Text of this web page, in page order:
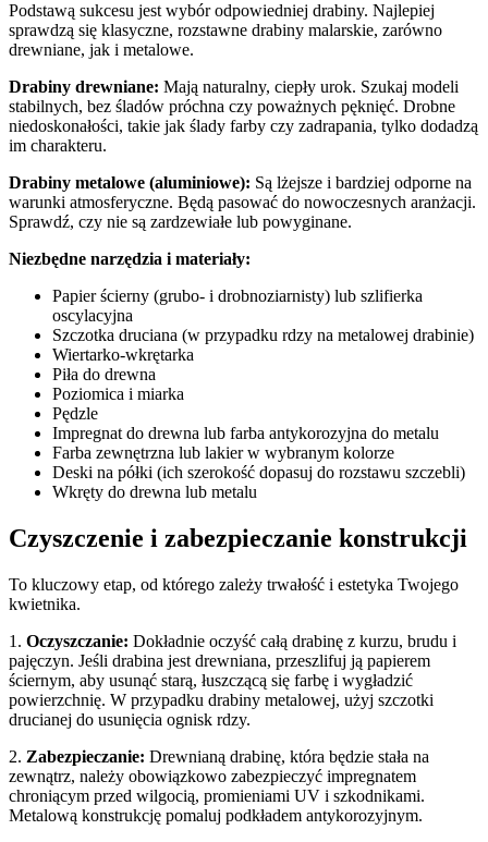
Podstawą sukcesu jest wybór odpowiedniej drabiny. Najlepiej
sprawdzą się klasyczne, rozstawne drabiny malarskie, zarówno
drewniane, jak i metalowe.
Drabiny drewniane: Mają naturalny, ciepły urok. Szukaj modeli
stabilnych, bez śladów próchna czy poważnych pęknięć. Drobne
niedoskonałości, takie jak ślady farby czy zadrapania, tylko dodadzą
im charakteru.
Drabiny metalowe (aluminiowe): Są lżejsze i bardziej odporne na
warunki atmosferyczne. Będą pasować do nowoczesnych aranżacji.
Sprawdź, czy nie są zardzewiałe lub powyginane.
Niezbędne narzędzia i materiały:
Papier ścierny (grubo- i drobnoziarnisty) lub szlifierka
oscylacyjna
Szczotka druciana (w przypadku rdzy na metalowej drabinie)
Wiertarko-wkrętarka
Piła do drewna
Poziomica i miarka
Pędzle
Impregnat do drewna lub farba antykorozyjna do metalu
Farba zewnętrzna lub lakier w wybranym kolorze
Deski na półki (ich szerokość dopasuj do rozstawu szczebli)
Wkręty do drewna lub metalu
Czyszczenie i zabezpieczanie konstrukcji
To kluczowy etap, od którego zależy trwałość i estetyka Twojego
kwietnika.
1. Oczyszczanie: Dokładnie oczyść całą drabinę z kurzu, brudu i
pajęczyn. Jeśli drabina jest drewniana, przeszlifuj ją papierem
ściernym, aby usunąć starą, łuszczącą się farbę i wygładzić
powierzchnię. W przypadku drabiny metalowej, użyj szczotki
drucianej do usunięcia ognisk rdzy.
2. Zabezpieczanie: Drewnianą drabinę, która będzie stała na
zewnątrz, należy obowiązkowo zabezpieczyć impregnatem
chroniącym przed wilgocią, promieniami UV i szkodnikami.
Metalową konstrukcję pomaluj podkładem antykorozyjnym.